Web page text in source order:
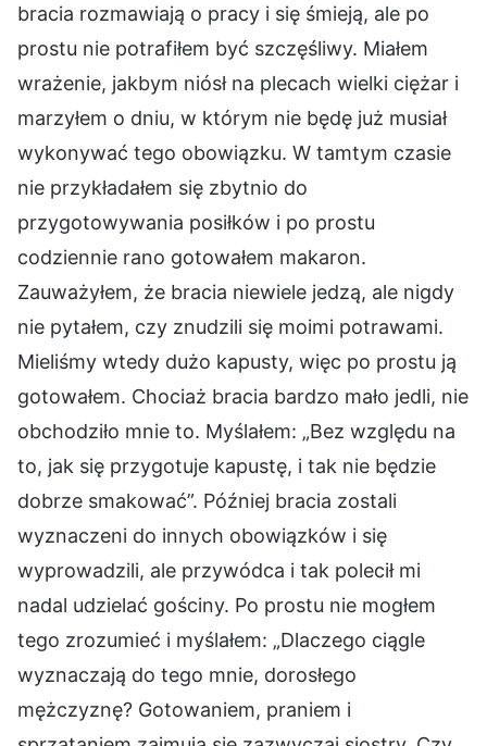
bracia rozmawiają o pracy i się śmieją, ale po
prostu nie potrafiłem być szczęśliwy. Miałem
wrażenie, jakbym niósł na plecach wielki ciężar i
marzyłem o dniu, w którym nie będę już musiał
wykonywać tego obowiązku. W tamtym czasie
nie przykładałem się zbytnio do
przygotowywania posiłków i po prostu
codziennie rano gotowałem makaron.
Zauważyłem, że bracia niewiele jedzą, ale nigdy
nie pytałem, czy znudzili się moimi potrawami.
Mieliśmy wtedy dużo kapusty, więc po prostu ją
gotowałem. Chociaż bracia bardzo mało jedli, nie
obchodziło mnie to. Myślałem: „Bez względu na
to, jak się przygotuje kapustę, i tak nie będzie
dobrze smakować”. Później bracia zostali
wyznaczeni do innych obowiązków i się
wyprowadzili, ale przywódca i tak polecił mi
nadal udzielać gościny. Po prostu nie mogłem
tego zrozumieć i myślałem: „Dlaczego ciągle
wyznaczają do tego mnie, dorosłego
mężczyznę? Gotowaniem, praniem i